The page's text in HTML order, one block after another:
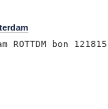
bon 121815